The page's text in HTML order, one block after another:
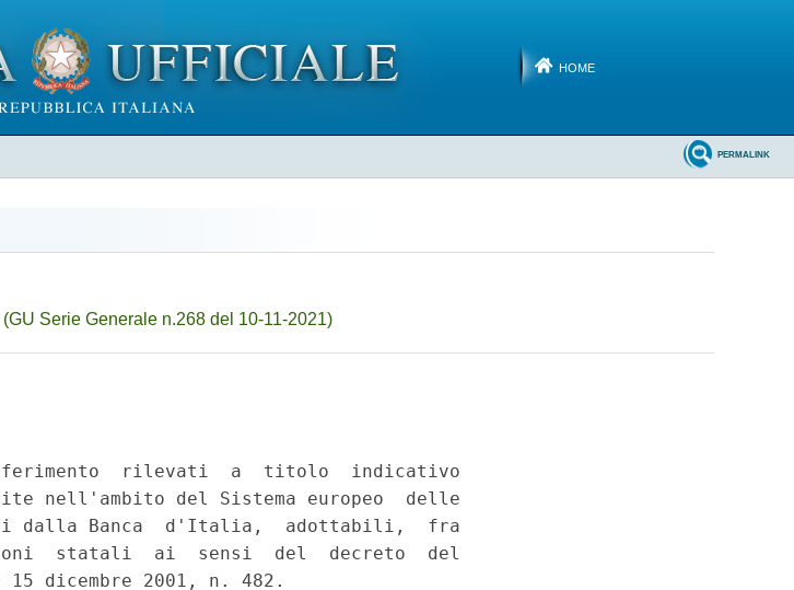
HOME
PERMALINK
(GU Serie Generale n.268 del 10-11-2021)